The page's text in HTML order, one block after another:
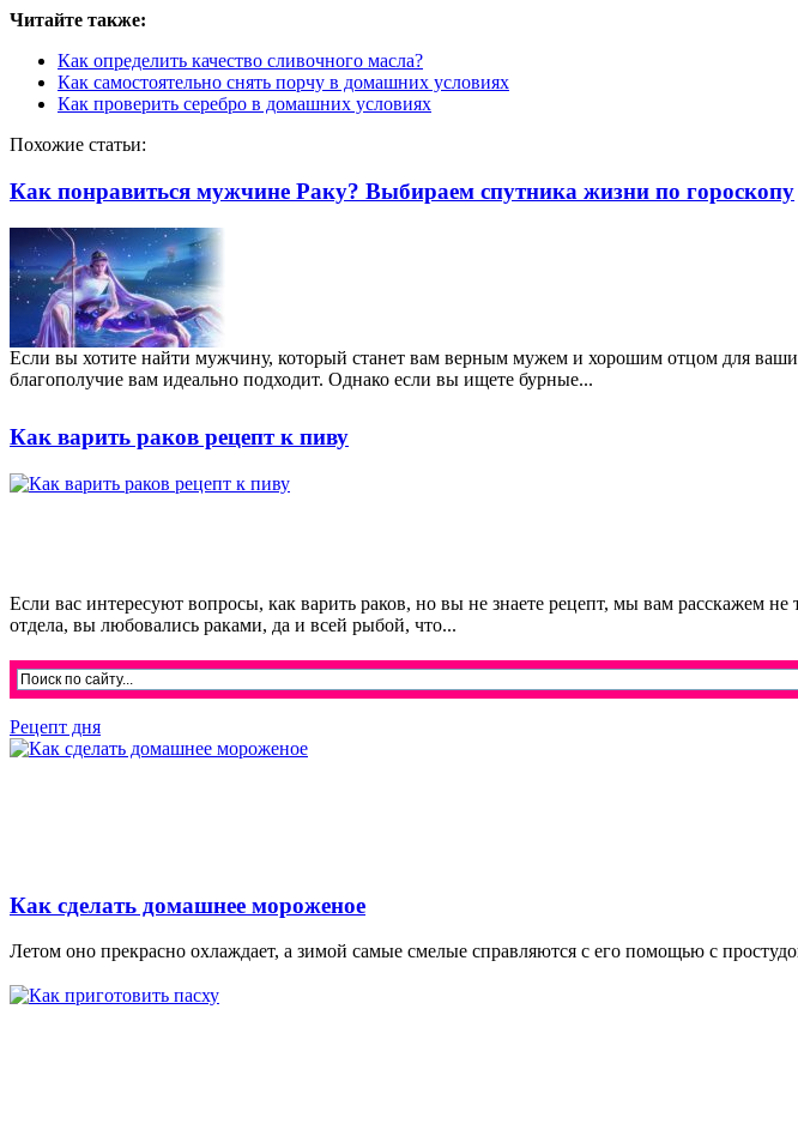
Читайте также:
Как определить качество сливочного масла?
Как самостоятельно снять порчу в домашних условиях
Как проверить серебро в домашних условиях
Похожие статьи:
Как понравиться мужчине Раку? Выбираем спутника жизни по гороскопу
Если вы хотите найти мужчину, который станет вам верным мужем и хорошим отцом для
благополучие вам идеально подходит. Однако если вы ищете бурные...
Как варить раков рецепт к пиву
Если вас интересуют вопросы, как варить раков, но вы не знаете рецепт, мы вам расскажем
отдела, вы любовались раками, да и всей рыбой, что...
Рецепт дня
Как сделать домашнее мороженое
Летом оно прекрасно охлаждает, а зимой самые смелые справляются с его помощью с